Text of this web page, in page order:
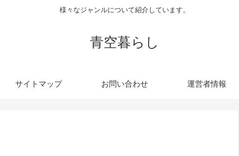
様々なジャンルについて紹介しています。
青空暮らし
サイトマップ お問い合わせ 運営者情報